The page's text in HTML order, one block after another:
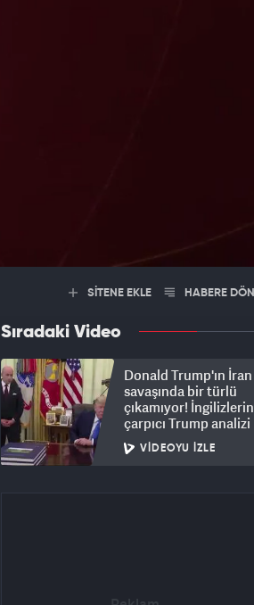
SİTENE EKLE HABERE DÖN
Sıradaki Video
Donald Trump'ın İran
savaşında bir türlü
çıkamıyor! İngilizlerin
çarpıcı Trump analizi
VIDEOYU İZLE